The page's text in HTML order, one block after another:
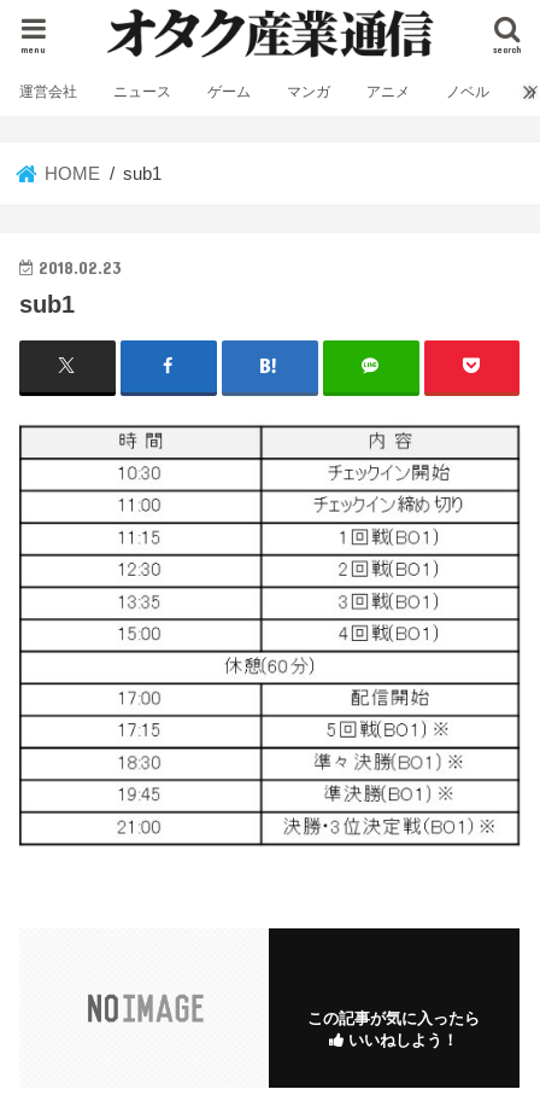
search
menu
運営会社 ニュース ゲーム マンガ アニメ ノベル
HOME sub1
2018.02.23
sub1
この記事が気に入ったら
いいねしよう！